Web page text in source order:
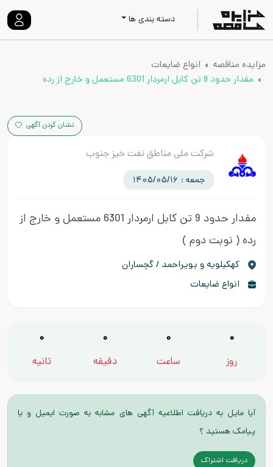
دسته بندی ها
مزایده مناقصه
انواع ضایعات
مفدار حدود 9 تن کابل ارمردار 6301 مستعمل و خارج از رده
نشان کردن آگهی
شرکت ملی مناطق نفت خیز جنوب
جمعه : 1405/05/16
مفدار حدود 9 تن کابل ارمردار 6301 مستعمل و خارج از
رده( نوبت دوم )
كهكيلويه و بويراحمد / گچساران
انواع ضایعات
0
روز
0
ساعت
0
دقیقه
0
ثانیه
آیا مایل به دریافت اطلاعیه آگهی های مشابه به صورت ایمیل و یا
پیامک هستید ؟
دریافت اشتراک